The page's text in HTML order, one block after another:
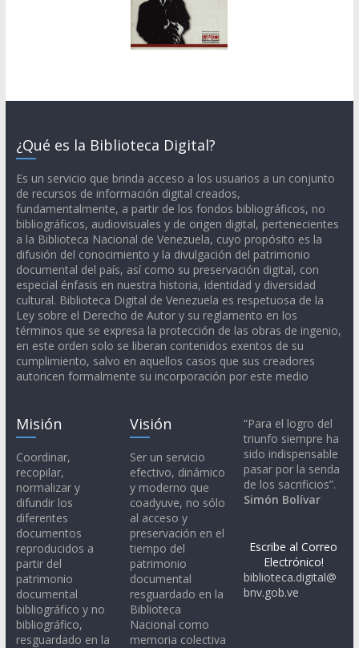
¿Qué es la Biblioteca Digital?
Es un servicio que brinda acceso a los usuarios a un conjunto
de recursos de información digital creados,
fundamentalmente, a partir de los fondos bibliográficos, no
bibliográficos, audiovisuales y de origen digital, pertenecientes
a la Biblioteca Nacional de Venezuela, cuyo propósito es la
difusión del conocimiento y la divulgación del patrimonio
documental del país, así como su preservación digital, con
especial énfasis en nuestra historia, identidad y diversidad
cultural. Biblioteca Digital de Venezuela es respetuosa de la
Ley sobre el Derecho de Autor y su reglamento en los
términos que se expresa la protección de las obras de ingenio,
en este orden solo se liberan contenidos exentos de su
cumplimiento, salvo en aquellos casos que sus creadores
autoricen formalmente su incorporación por este medio
Misión
Coordinar,
recopilar,
normalizar y
difundir los
diferentes
documentos
reproducidos a
partir del
patrimonio
documental
bibliográfico y no
bibliográfico,
resguardado en la
Visión
Ser un servicio
efectivo, dinámico
y moderno que
coadyuve, no sólo
al acceso y
preservación en el
tiempo del
patrimonio
documental
resguardado en la
Biblioteca
Nacional como
memoria colectiva
“Para el logro del
triunfo siempre ha
sido indispensable
pasar por la senda
de los sacrificios”.
Simón Bolívar
Escribe al Correo
Electrónico!
biblioteca.digital@
bnv.gob.ve